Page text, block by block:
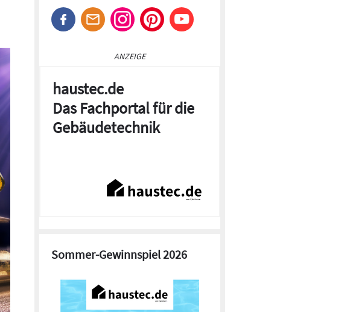
ANZEIGE
haustec.de
Das Fachportal für die
Gebäudetechnik
Sommer-Gewinnspiel 2026